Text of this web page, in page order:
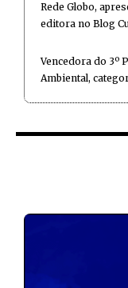
Rede Globo,
editora no Blog
Vencedora do 3º
Ambiental,